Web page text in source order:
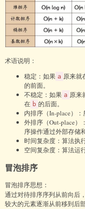
术语说明：
稳定：如果 a 原来就
的前面。
不稳定：如果 a 原来
在 b 的后面。
内排序（In-place）：
外排序（Out-place）
序操作通过外部存储
时间复杂度：算法执
空间复杂度：算法运
冒泡排序
冒泡排序思想：
通过对待排序序列从前向后
较大的元素逐渐从前移到后